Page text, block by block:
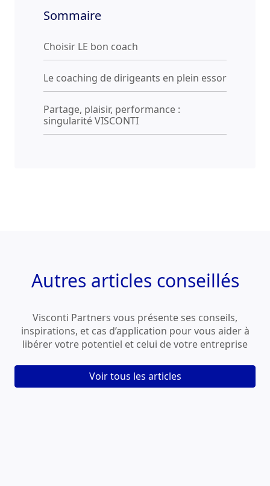
Sommaire
Choisir LE bon coach
Le coaching de dirigeants en plein essor
Partage, plaisir, performance :
singularité VISCONTI
Autres articles conseillés
Visconti Partners vous présente ses conseils,
inspirations, et cas d’application pour vous aider à
libérer votre potentiel et celui de votre entreprise
Voir tous les articles